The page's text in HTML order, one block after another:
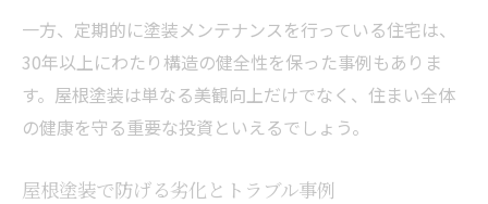
ローコストでも安心できる施工事例紹介
屋根塗装で無駄を省くポイントを解説
一方、定期的に塗装メンテナンスを行っている住宅は、
30年以上にわたり構造の健全性を保った事例もありま
す。屋根塗装は単なる美観向上だけでなく、住まい全体
の健康を守る重要な投資といえるでしょう。
屋根塗装で防げる劣化とトラブル事例